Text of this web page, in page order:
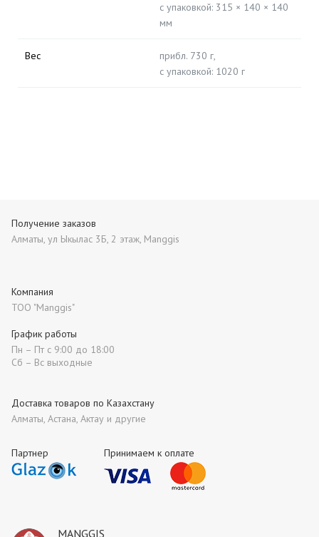
с упаковкой: 315 × 140 × 140
мм
Вес
прибл. 730 г,
с упаковкой: 1020 г
MANGGIS
Партнер Принимаем к оплате
Получение заказов
Алматы, ул Ыкылас 3Б, 2 этаж, Manggis
Компания
ТОО "Manggis"
Доставка товаров по Казахстану
Алматы, Астана, Актау и другие
График работы
Пн – Пт с 9:00 до 18:00
Сб – Вс выходные